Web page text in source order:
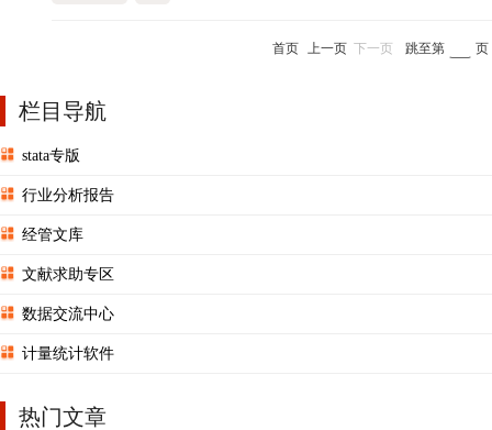
首页 上一页 下一页 跳至第 页
栏目导航
stata专版
行业分析报告
经管文库
文献求助专区
数据交流中心
计量统计软件
热门文章